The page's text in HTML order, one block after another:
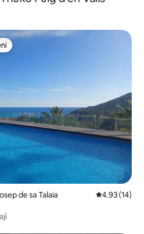
de sa Talaia Ukadiriaji wa
4.93 (14)